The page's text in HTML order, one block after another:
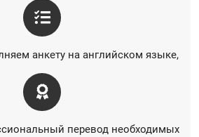
анкету на английском языке,
перевод необходимых